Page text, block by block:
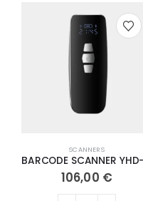
SCANNERS
106,00 €